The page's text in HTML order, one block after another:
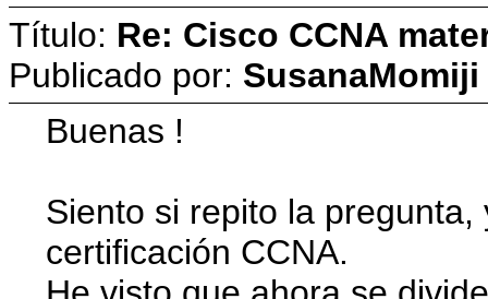
Título: Re: Cisco CCNA
Publicado por: SusanaMomiji
Buenas !
Siento si repito la
certificación CCNA.